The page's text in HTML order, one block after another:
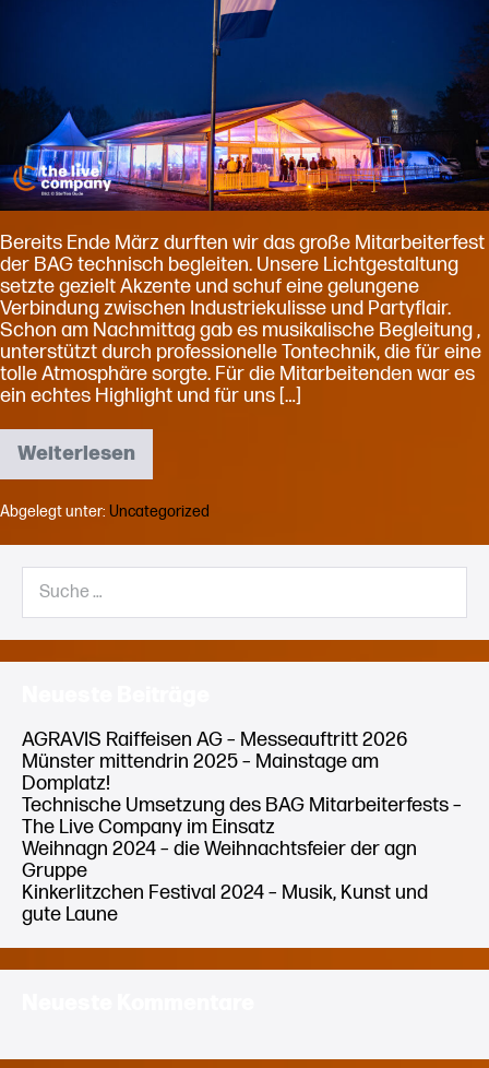
im
Einsatz
Bereits Ende März durften wir das große Mitarbeiterfest
der BAG technisch begleiten. Unsere Lichtgestaltung
setzte gezielt Akzente und schuf eine gelungene
Verbindung zwischen Industriekulisse und Partyflair.
Schon am Nachmittag gab es musikalische Begleitung ,
unterstützt durch professionelle Tontechnik, die für eine
tolle Atmosphäre sorgte. Für die Mitarbeitenden war es
ein echtes Highlight und für uns […]
Weiterlesen
Technische
Umsetzung
des
BAG
Mitarbeiterfests
Live
Company
im
Einsatz
Abgelegt unter: Uncategorized
Suche
nach:
AGRAVIS Raiffeisen AG – Messeauftritt 2026
Münster mittendrin 2025 – Mainstage am
Domplatz!
Technische Umsetzung des BAG Mitarbeiterfests –
The Live Company im Einsatz
Weihnagn 2024 – die Weihnachtsfeier der agn
Gruppe
Kinkerlitzchen Festival 2024 – Musik, Kunst und
gute Laune